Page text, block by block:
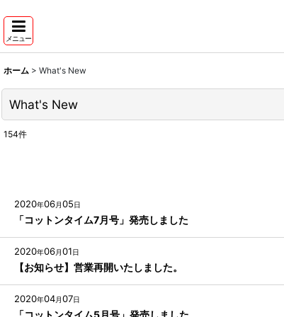
メニュー
ホーム > What's New
What's New
154件
2020年06月05日
「コットンタイム7月号」発売しました
2020年06月01日
【お知らせ】営業再開いたしました。
2020年04月07日
「コットンタイム5月号」発売しました